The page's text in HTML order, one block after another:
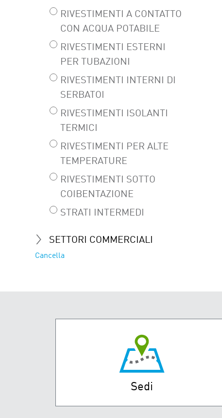
RIVESTIMENTI A CONTATTO
CON ACQUA POTABILE
RIVESTIMENTI ESTERNI
PER TUBAZIONI
RIVESTIMENTI INTERNI DI
SERBATOI
RIVESTIMENTI ISOLANTI
TERMICI
RIVESTIMENTI PER ALTE
TEMPERATURE
RIVESTIMENTI SOTTO
COIBENTAZIONE
STRATI INTERMEDI
SETTORI COMMERCIALI
Cancella
Sedi